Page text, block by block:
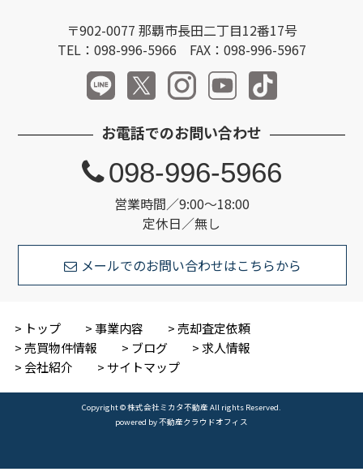
〒902-0077 那覇市長田二丁目12番17号
TEL：098-996-5966 FAX：098-996-5967
お電話でのお問い合わせ
営業時間／9:00～18:00
定休日／無し
098-996-5966
メールでのお問い合わせはこちらから
トップ 事業内容
売却査定依頼
売買物件情報
ブログ
求人情報
会社紹介
サイトマップ
Copyright © 株式会社ミカタ不動産 All rights Reserved.
powered by 不動産クラウドオフィス